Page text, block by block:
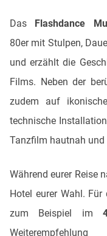
Das Flashdance
80er mit Stulpen,
und erzählt die
Films. Neben der
zudem auf
technische
Tanzfilm hautnah und
Während eurer Reise
Hotel eurer Wahl.
zum Beispiel im